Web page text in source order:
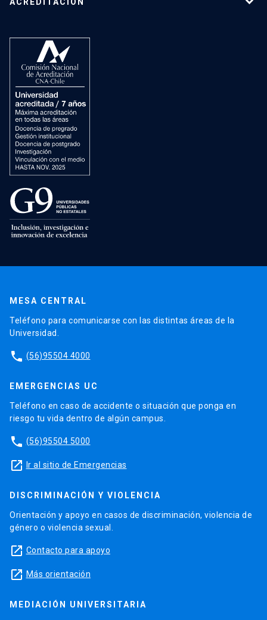
MESA CENTRAL
Teléfono para comunicarse con las distintas áreas de la
Universidad.
phone (56)95504 4000
EMERGENCIAS UC
Teléfono en caso de accidente o situación que ponga en
riesgo tu vida dentro de algún campus.
phone (56)95504 5000
launch Ir al sitio de Emergencias
DISCRIMINACIÓN Y VIOLENCIA
Orientación y apoyo en casos de discriminación, violencia de
género o violencia sexual.
launch Contacto para apoyo
launch Más orientación
MEDIACIÓN UNIVERSITARIA